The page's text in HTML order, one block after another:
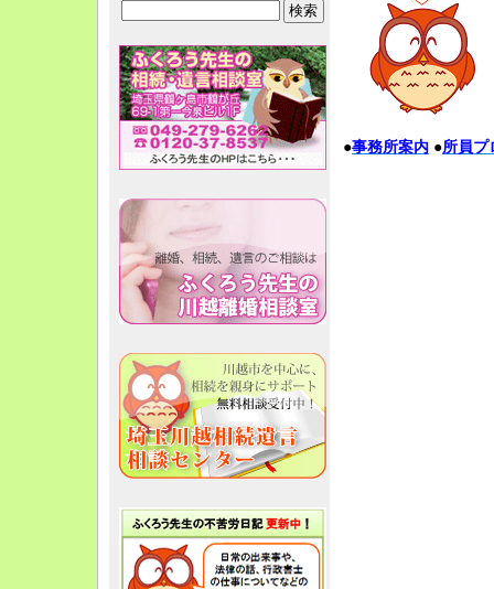
●事務所案内 ●所員プ